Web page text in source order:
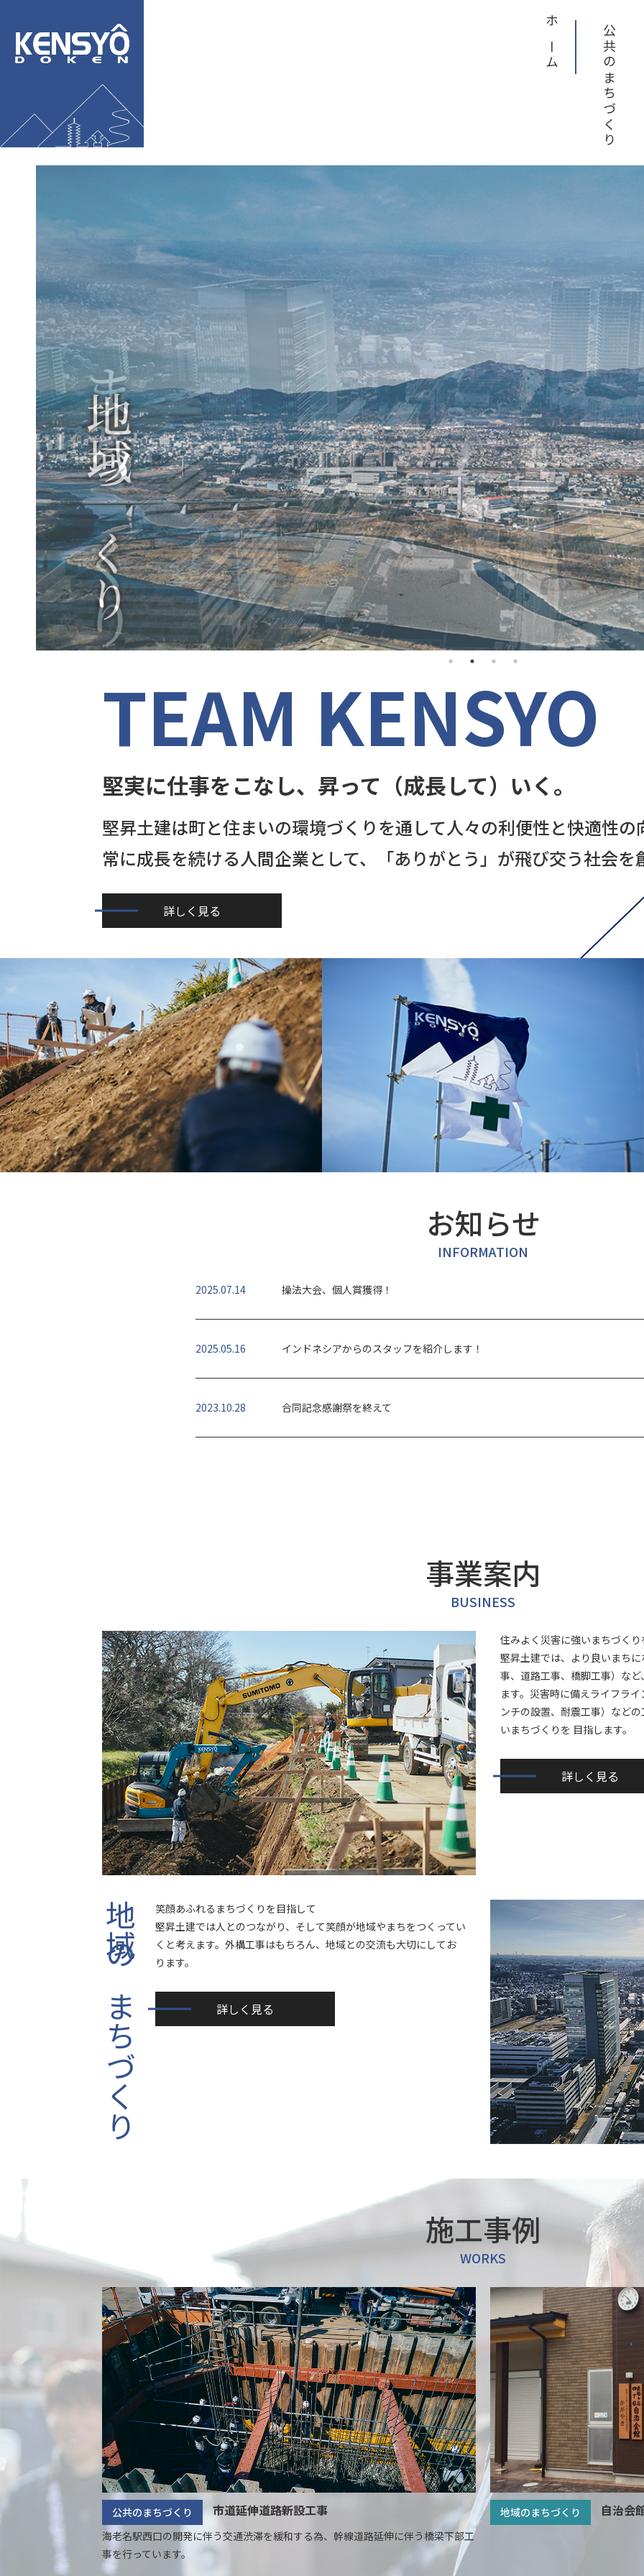
ホーム 公共のまちづくり
まちづくり
TEAM KENSYO
堅実に仕事をこなし、昇って（成長して）いく。
堅昇土建は町と住まいの環境づくりを通して人々の利便性と快適性の
常に成長を続ける人間企業として、「ありがとう」が飛び交う社会を
詳しく見る
お知らせ
INFORMATION
2025.07.14 操法大会、個人賞獲得！
2025.05.16 インドネシアからのスタッフを紹介します！
2023.10.28 合同記念感謝祭を終えて
事業案内
BUSINESS
住みよく災害に強いまちづくり
堅昇土建では、より良いまち
事、道路工事、橋脚工事）な
ます。災害時に備えライフラ
ンチの設置、耐震工事）など
いまちづくりを 目指します。
詳しく見る
地域のまちづくり
笑顔あふれるまちづくりを目指して
堅昇土建では人とのつながり、そして笑顔が地域やまちをつくってい
くと考えます。外構工事はもちろん、地域との交流も大切にしてお
ります。
詳しく見る
施工事例
WORKS
公共のまちづくり 市道延伸道路新設工事
海老名駅西口の開発に伴う交通渋滞を緩和する為、幹線道路延伸に伴う橋梁下部工
事を行っています。
地域のまちづくり 自治会